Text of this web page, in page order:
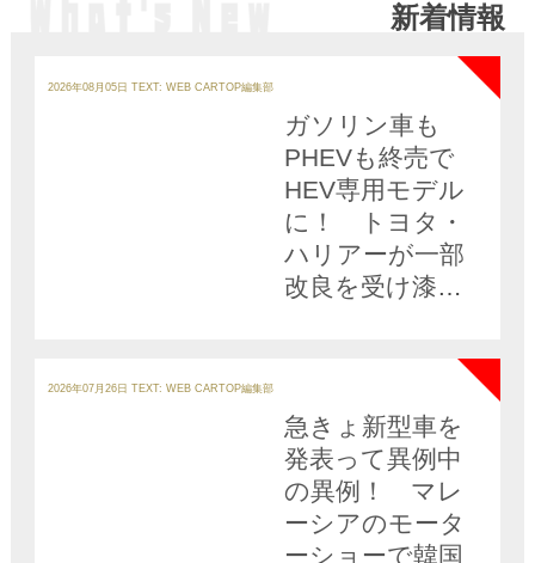
新着情報
テ
2026年08月05日 TEXT: WEB CARTOP編集部
NEW
ガソリン車も
PHEVも終売で
HEV専用モデル
に！ トヨタ・
ハリアーが一部
改良を受け漆黒
テ
2026年07月26日 TEXT: WEB CARTOP編集部
急きょ新型車を
発表って異例中
の異例！ マレ
ーシアのモータ
ーショーで韓国